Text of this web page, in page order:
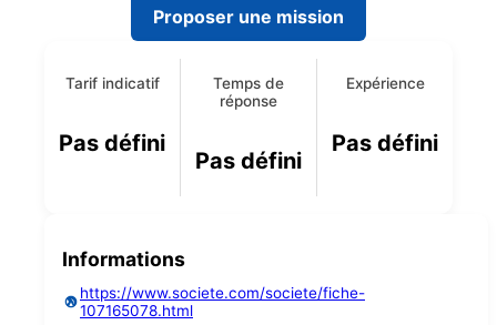
Proposer une mission
Tarif indicatif
Pas défini
Temps de
réponse
Pas défini
Expérience
Pas défini
Informations
https://www.societe.com/societe/fiche-
107165078.html